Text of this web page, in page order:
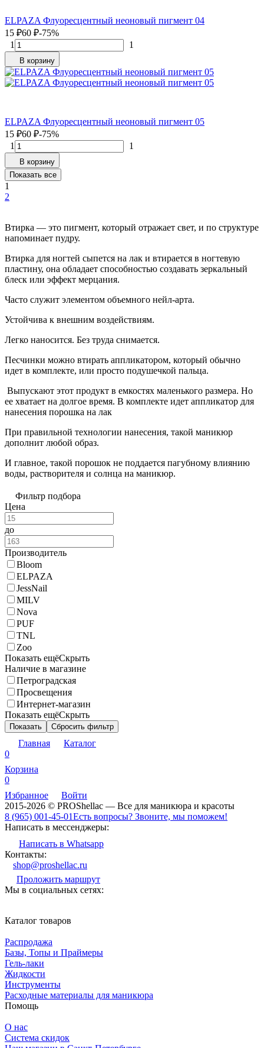
ELPAZA Флуоресцентный неоновый пигмент 04
15 ₽60 ₽-75%
1
1
В корзину
ELPAZA Флуоресцентный неоновый пигмент 05
15 ₽60 ₽-75%
1
1
В корзину
Показать все
1
2
Втирка — это пигмент, который отражает свет, и по структуре
напоминает пудру.
Втирка для ногтей сыпется на лак и втирается в ногтевую
пластину, она обладает способностью создавать зеркальный
блеск или эффект мерцания.
Часто служит элементом объемного нейл-арта.
Устойчива к внешним воздействиям.
Легко наносится. Без труда снимается.
Песчинки можно втирать аппликатором, который обычно
идет в комплекте, или просто подушечкой пальца.
Выпускают этот продукт в емкостях маленького размера. Но
ее хватает на долгое время. В комплекте идет аппликатор для
нанесения порошка на лак
При правильной технологии нанесения, такой маникюр
дополнит любой образ.
И главное, такой порошок не поддается пагубному влиянию
воды, растворителя и солнца на маникюр.
Фильтр подбора
Цена
до
Производитель
Bloom
ELPAZA
JessNail
MILV
Nova
PUF
TNL
Zoo
Показать ещёСкрыть
Наличие в магазине
Петроградская
Просвещения
Интернет-магазин
Показать ещёСкрыть
Показать Сбросить фильтр
Главная
Каталог
0
Корзина
0
Избранное
Войти
2015-2026 © PROShellac — Все для маникюра и красоты
8 (965) 001-45-01Есть вопросы? Звоните, мы поможем!
Написать в мессенджеры:
Написать в Whatsapp
Контакты:
shop@proshellac.ru
Проложить маршрут
Мы в социальных сетях:
Каталог товаров
Распродажа
Базы, Топы и Праймеры
Гель-лаки
Жидкости
Инструменты
Расходные материалы для маникюра
Помощь
О нас
Система скидок